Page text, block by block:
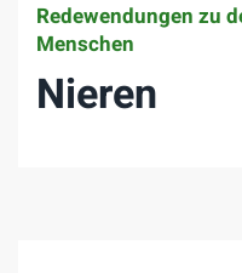
Redewendungen zu
Menschen
Nieren